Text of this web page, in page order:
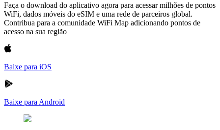
Faça o download do aplicativo agora para acessar milhões de pontos
WiFi, dados móveis do eSIM e uma rede de parceiros global.
Contribua para a comunidade WiFi Map adicionando pontos de
acesso na sua região
Baixe para iOS
Baixe para Android